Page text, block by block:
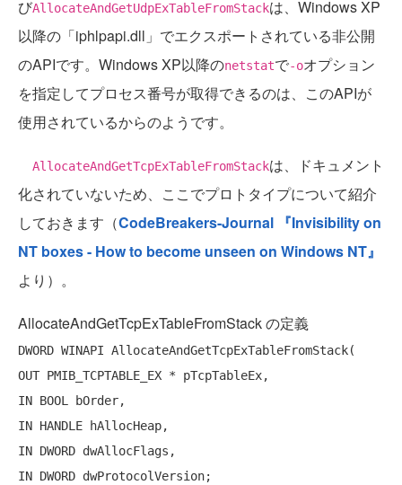
びAllocateAndGetUdpExTableFromStackは、Windows XP
以降の「iphlpapi.dll」でエクスポートされている非公開
のAPIです。Windows XP以降のnetstatで-oオプション
を指定してプロセス番号が取得できるのは、このAPIが
使用されているからのようです。
AllocateAndGetTcpExTableFromStackは、ドキュメント
化されていないため、ここでプロトタイプについて紹介
しておきます（CodeBreakers-Journal 『Invisibility on
NT boxes - How to become unseen on Windows NT』
より）。
AllocateAndGetTcpExTableFromStack の定義
DWORD WINAPI AllocateAndGetTcpExTableFromStack(
OUT PMIB_TCPTABLE_EX * pTcpTableEx,
IN BOOL bOrder,
IN HANDLE hAllocHeap,
IN DWORD dwAllocFlags,
IN DWORD dwProtocolVersion;